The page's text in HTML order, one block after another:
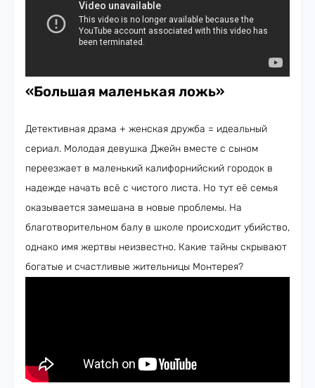
«Большая маленькая ложь»
Детективная драма + женская дружба = идеальный
сериал. Молодая девушка Джейн вместе с сыном
переезжает в маленький калифорнийский городок в
надежде начать всё с чистого листа. Но тут её семья
оказывается замешана в новые проблемы. На
благотворительном балу в школе происходит убийство,
однако имя жертвы неизвестно. Какие тайны скрывают
богатые и счастливые жительницы Монтерея?